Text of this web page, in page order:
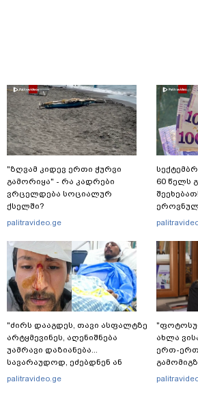
"ზღვამ კიდევ ერთი ჭურვი
გამორიყა" - რა კადრები
ვრცელდება სოციალურ
ქსელში?
palitravideo.ge
"ძირს დააგდეს, თავი ასფალტზე
არტყმევინეს, აღენიშნება
უამრავი დაზიანება...
სავარაუდოდ, ეძებდნენ ან
დებდნენ ნარკოტიკს" - რას
palitravideo.ge
60 წელს
ახლა
ერთ-